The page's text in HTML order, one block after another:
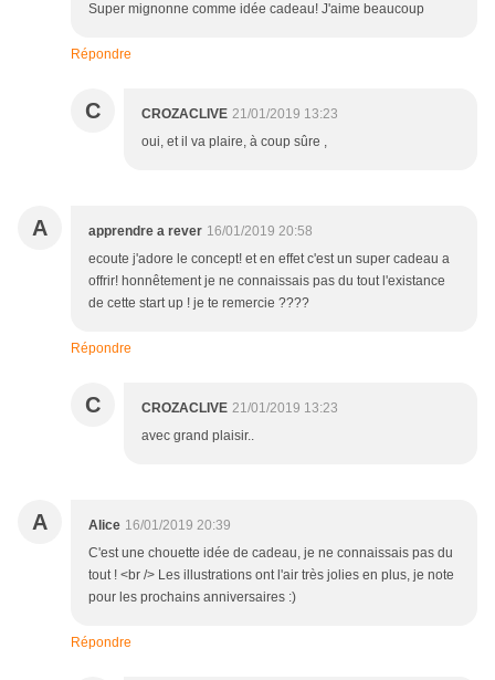
Super mignonne comme idée cadeau! J'aime beaucoup
Répondre
C CROZACLIVE 21/01/2019 13:23
oui, et il va plaire, à coup sûre ,
A apprendre a rever 16/01/2019 20:58
ecoute j'adore le concept! et en effet c'est un super cadeau a
offrir! honnêtement je ne connaissais pas du tout l'existance
de cette start up ! je te remercie ????
Répondre
C CROZACLIVE 21/01/2019 13:23
avec grand plaisir..
A Alice 16/01/2019 20:39
C'est une chouette idée de cadeau, je ne connaissais pas du
tout ! <br /> Les illustrations ont l'air très jolies en plus, je note
pour les prochains anniversaires :)
Répondre